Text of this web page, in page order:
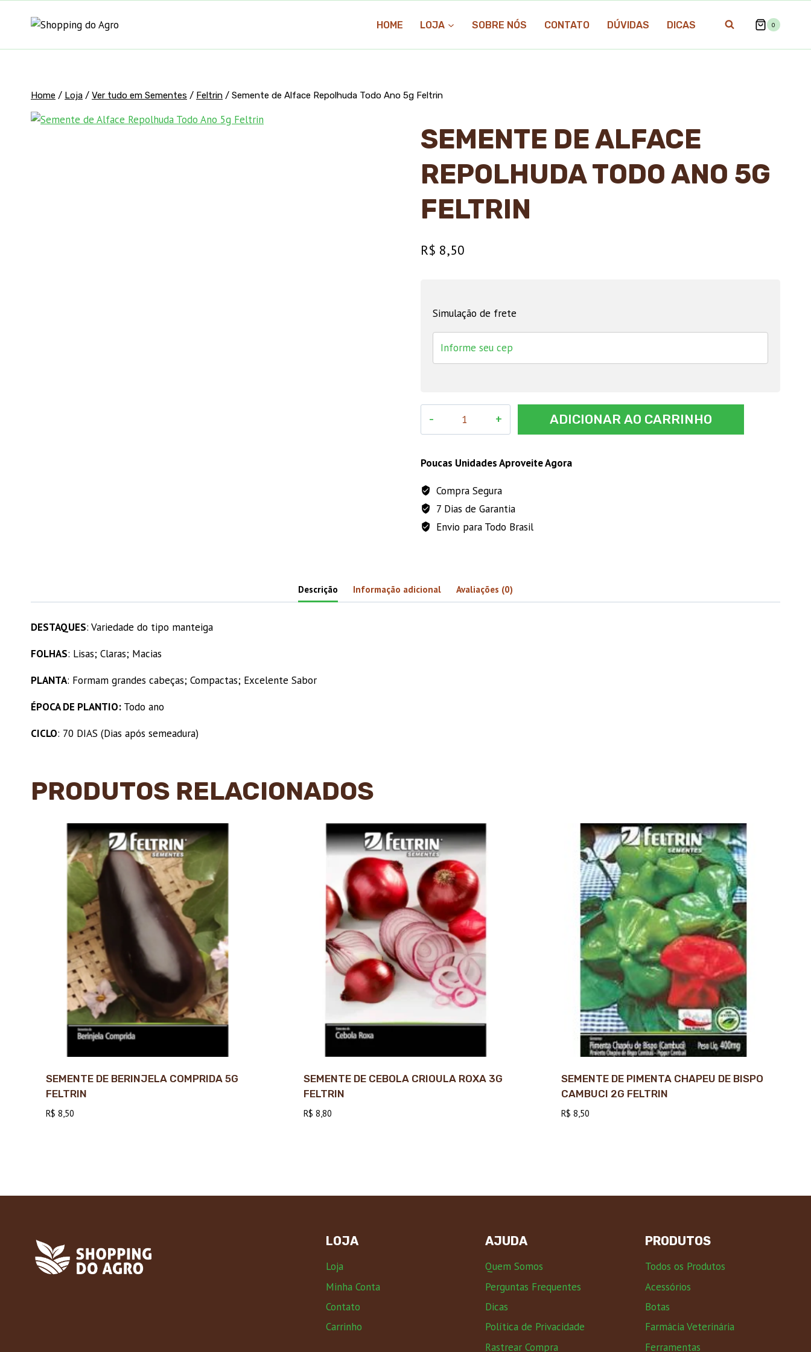
HOME LOJA SOBRE NÓS CONTATO DÚVIDAS DICAS 0
Home / Loja / Ver tudo em Sementes / Feltrin / Semente de Alface Repolhuda Todo Ano 5g Feltrin
SEMENTE DE ALFACE
REPOLHUDA TODO ANO 5G
FELTRIN
R$ 8,50
Simulação de frete
Repolhuda
Ano
5g
Feltrin
ADICIONAR AO CARRINHO
Poucas Unidades Aproveite Agora
Compra Segura
7 Dias de Garantia
Envio para Todo Brasil
Descrição Informação adicional Avaliações (0)
DESTAQUES: Variedade do tipo manteiga
FOLHAS: Lisas; Claras; Macias
PLANTA: Formam grandes cabeças; Compactas; Excelente Sabor
ÉPOCA DE PLANTIO: Todo ano
CICLO: 70 DIAS (Dias após semeadura)
PRODUTOS RELACIONADOS
SEMENTE DE BERINJELA COMPRIDA 5G
FELTRIN
R$ 8,50
SEMENTE DE CEBOLA CRIOULA ROXA 3G
FELTRIN
R$ 8,80
SEMENTE DE PIMENTA CHAPEU DE BISPO
CAMBUCI 2G FELTRIN
R$ 8,50
LOJA
Loja
Minha Conta
Contato
Carrinho
AJUDA
Quem Somos
Perguntas Frequentes
Dicas
Política de Privacidade
Rastrear Compra
PRODUTOS
Todos os Produtos
Acessórios
Botas
Farmácia Veterinária
Ferramentas